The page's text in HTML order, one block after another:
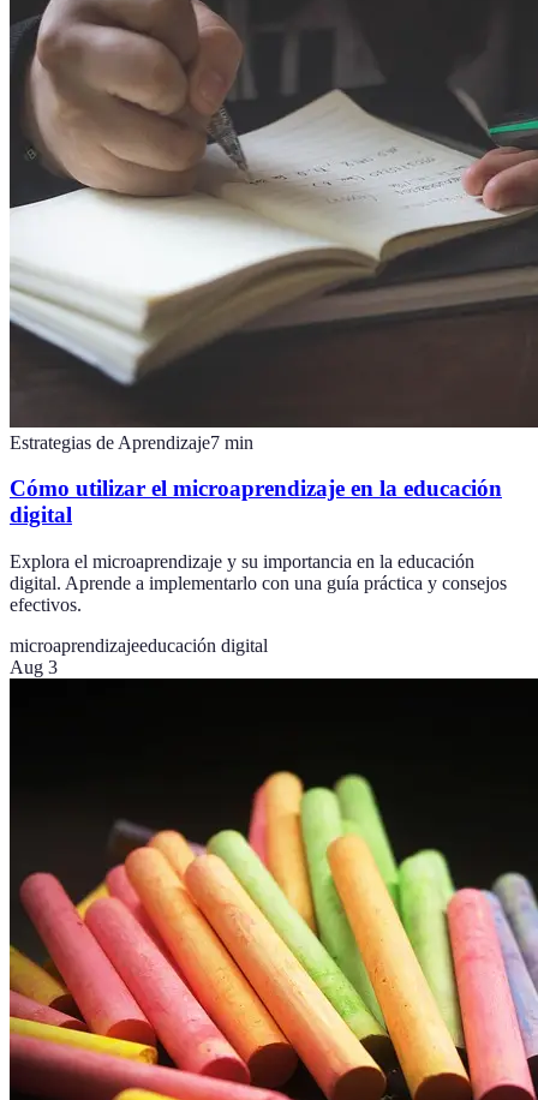
Estrategias de Aprendizaje7 min
Cómo utilizar el microaprendizaje en la educación
digital
Explora el microaprendizaje y su importancia en la educación
digital. Aprende a implementarlo con una guía práctica y consejos
efectivos.
microaprendizajeeducación digital
Aug 3